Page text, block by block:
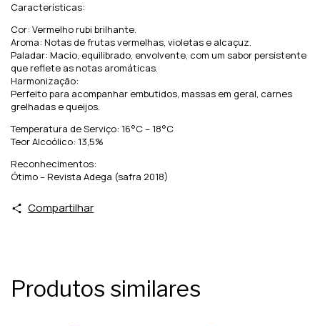
Características:
Cor: Vermelho rubi brilhante.
Aroma: Notas de frutas vermelhas, violetas e alcaçuz.
Paladar: Macio, equilibrado, envolvente, com um sabor persistente
que reflete as notas aromáticas.
Harmonização:
Perfeito para acompanhar embutidos, massas em geral, carnes
grelhadas e queijos.
Temperatura de Serviço: 16°C – 18°C
Teor Alcoólico: 13,5%
Reconhecimentos:
Ótimo – Revista Adega (safra 2018)
Compartilhar
Produtos similares